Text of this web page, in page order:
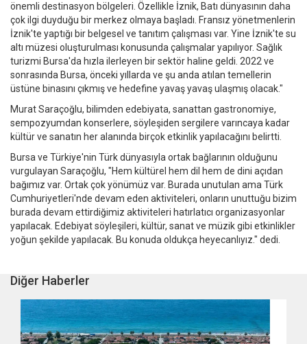
önemli destinasyon bölgeleri. Özellikle İznik, Batı dünyasının daha
çok ilgi duyduğu bir merkez olmaya başladı. Fransız yönetmenlerin
İznik'te yaptığı bir belgesel ve tanıtım çalışması var. Yine İznik'te su
altı müzesi oluşturulması konusunda çalışmalar yapılıyor. Sağlık
turizmi Bursa'da hızla ilerleyen bir sektör haline geldi. 2022 ve
sonrasında Bursa, önceki yıllarda ve şu anda atılan temellerin
üstüne binasını çıkmış ve hedefine yavaş yavaş ulaşmış olacak."
Murat Saraçoğlu, bilimden edebiyata, sanattan gastronomiye,
sempozyumdan konserlere, söyleşiden sergilere varıncaya kadar
kültür ve sanatın her alanında birçok etkinlik yapılacağını belirtti.
Bursa ve Türkiye'nin Türk dünyasıyla ortak bağlarının olduğunu
vurgulayan Saraçoğlu, "Hem kültürel hem dil hem de dini açıdan
bağımız var. Ortak çok yönümüz var. Burada unutulan ama Türk
Cumhuriyetleri'nde devam eden aktiviteleri, onların unuttuğu bizim
burada devam ettirdiğimiz aktiviteleri hatırlatıcı organizasyonlar
yapılacak. Edebiyat söyleşileri, kültür, sanat ve müzik gibi etkinlikler
yoğun şekilde yapılacak. Bu konuda oldukça heyecanlıyız." dedi.
Diğer Haberler